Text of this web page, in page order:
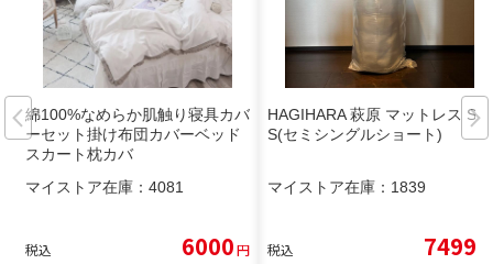
綿100%なめらか肌触り寝具カバ
ーセット掛け布団カバーベッド
スカート枕カバ
マイストア在庫： 4081
税込 6000円
HAGIHARA 萩原 マットレス SS
S(セミシングルショート)
マイストア在庫： 1839
税込 7499